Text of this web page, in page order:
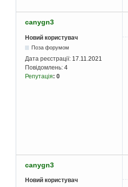
canygn3
Новий користувач
Поза форумом
Дата реєстрації: 17.11.2021
Повідомлень: 4
Репутація: 0
canygn3
Новий користувач